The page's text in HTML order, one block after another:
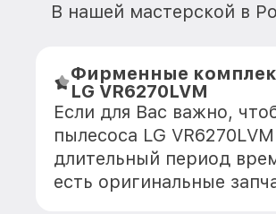
В нашей мастерской в
Фирменные
LG VR6270LVM
Если для Вас важно,
пылесоса LG
длительный период
есть оригинальные